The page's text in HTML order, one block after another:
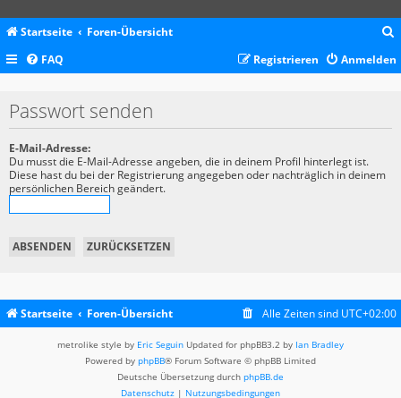
Startseite Foren-Übersicht
c
FAQ Anmelden
Registrieren
Passwort senden
E-Mail-Adresse:
Du musst die E-Mail-Adresse angeben, die in deinem Profil hinterlegt ist.
Diese hast du bei der Registrierung angegeben oder nachträglich in deinem
persönlichen Bereich geändert.
Startseite Foren-Übersicht Alle Zeiten sind UTC+02:00
metrolike style by Eric Seguin Updated for phpBB3.2 by Ian Bradley
Powered by phpBB® Forum Software © phpBB Limited
Deutsche Übersetzung durch phpBB.de
Datenschutz | Nutzungsbedingungen